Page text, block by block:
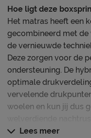
Hoe ligt deze
Het matras heeft een
gecombineerd met
de vernieuwde
Deze zorgen voor de
ondersteuning. De
optimale
vervelende
woelen en kun jij dus
Lees meer